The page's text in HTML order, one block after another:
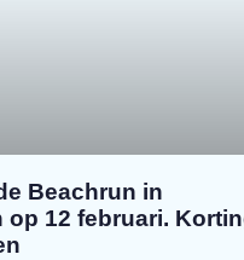
Beachrun in
op 12 februari.